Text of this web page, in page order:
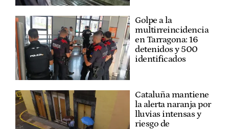
Golpe a la
multirreincidencia
en Tarragona: 16
detenidos y 500
identificados
Cataluña mantiene
la alerta naranja por
lluvias intensas y
riesgo de